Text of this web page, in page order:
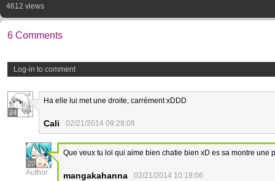
4612 views
6 Comments
Log-in to comment
24
Ha elle lui met une droite, carrément xDDD
Cali 02/21/2014 09:28:08
20
Author
Que veux tu lol qui aime bien chatie bien xD es sa montre une
mangakahanna 02/21/2014 10:19:06